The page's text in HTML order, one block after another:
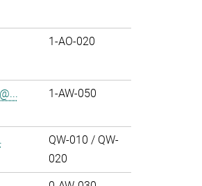
1-AO-020
1-AW-050
QW-010 / QW-
020